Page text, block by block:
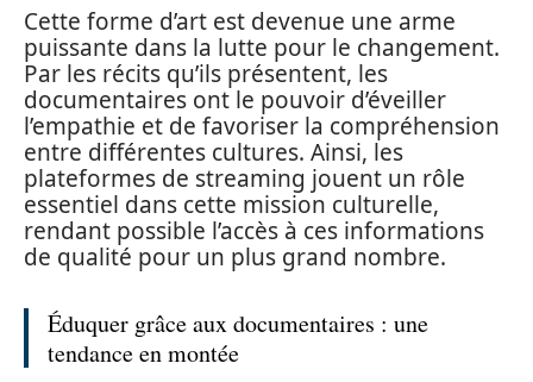
Cette forme d’art est devenue une arme
puissante dans la lutte pour le changement.
Par les récits qu’ils présentent, les
documentaires ont le pouvoir d’éveiller
l’empathie et de favoriser la compréhension
entre différentes cultures. Ainsi, les
plateformes de streaming jouent un rôle
essentiel dans cette mission culturelle,
rendant possible l’accès à ces informations
de qualité pour un plus grand nombre.
Éduquer grâce aux documentaires : une
tendance en montée